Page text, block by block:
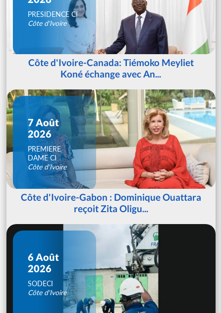
PRESIDENCE CI
Côte d'Ivoire
Côte d'Ivoire-Canada: Tiémoko Meyliet
Koné échange avec An...
7 Août
2026
PREMIERE
DAME CI
Côte d'Ivoire
Côte d'Ivoire-Gabon : Dominique Ouattara
reçoit Zita Oligu...
6 Août
2026
SODECI
Côte d'Ivoire